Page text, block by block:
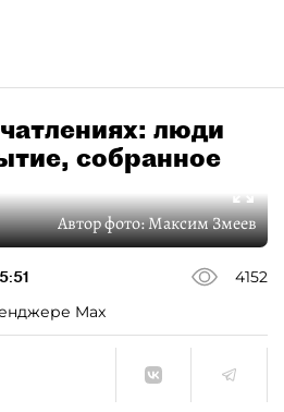
люди
собранное
Автор фото:Максим Змеев
4152
Max